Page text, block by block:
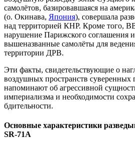
самолётов, базировавшаяся на
(о. Окинава, Япония), совершала
над территорией КНР. Кроме того,
нарушение Парижского соглашения
вышеназванные самолёты для
территории ДРВ.
Эти факты, свидетельствующие о
воздушных пространств суверенных
напоминают об агрессивной
империализма и необходимости
бдительности.
Основные характеристики
SR-71А